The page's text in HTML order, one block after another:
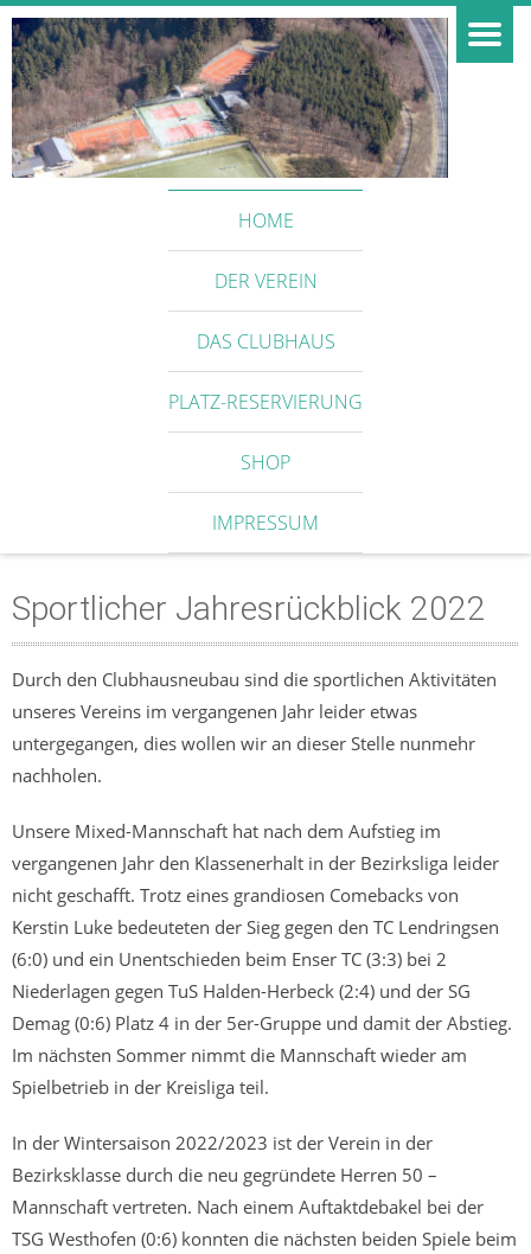
HOME
DER VEREIN
DAS CLUBHAUS
PLATZ-RESERVIERUNG
SHOP
IMPRESSUM
Sportlicher Jahresrückblick 2022
Durch den Clubhausneubau sind die sportlichen Aktivitäten
unseres Vereins im vergangenen Jahr leider etwas
untergegangen, dies wollen wir an dieser Stelle nunmehr
nachholen.
Unsere Mixed-Mannschaft hat nach dem Aufstieg im
vergangenen Jahr den Klassenerhalt in der Bezirksliga leider
nicht geschafft. Trotz eines grandiosen Comebacks von
Kerstin Luke bedeuteten der Sieg gegen den TC Lendringsen
(6:0) und ein Unentschieden beim Enser TC (3:3) bei 2
Niederlagen gegen TuS Halden-Herbeck (2:4) und der SG
Demag (0:6) Platz 4 in der 5er-Gruppe und damit der Abstieg.
Im nächsten Sommer nimmt die Mannschaft wieder am
Spielbetrieb in der Kreisliga teil.
In der Wintersaison 2022/2023 ist der Verein in der
Bezirksklasse durch die neu gegründete Herren 50 –
Mannschaft vertreten. Nach einem Auftaktdebakel bei der
TSG Westhofen (0:6) konnten die nächsten beiden Spiele beim